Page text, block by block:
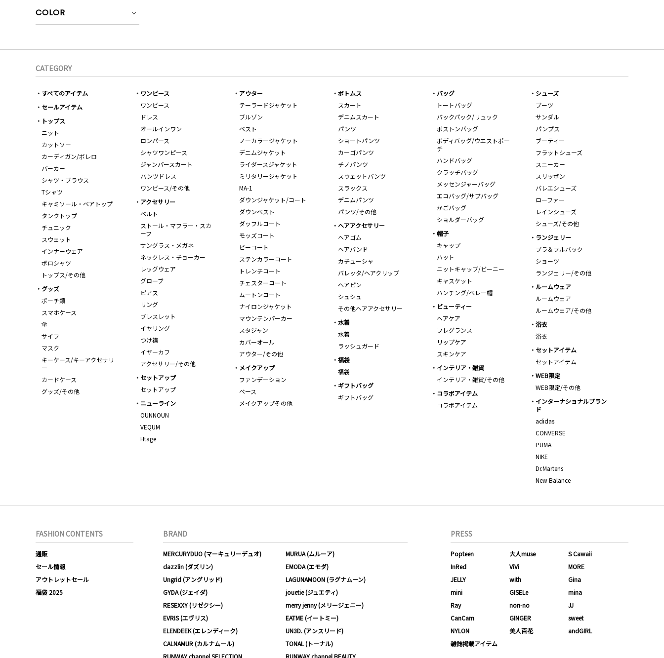
COLOR
CATEGORY
すべてのアイテム
セールアイテム
トップス
ニット
カットソー
カーディガン/ボレロ
パーカー
シャツ・ブラウス
Tシャツ
キャミソール・ベアトップ
タンクトップ
チュニック
スウェット
インナーウェア
ポロシャツ
トップス/その他
ワンピース
ワンピース
ドレス
オールインワン
ロンパース
シャツワンピース
ジャンパースカート
パンツドレス
ワンピース/その他
アウター
テーラードジャケット
ブルゾン
ベスト
ノーカラージャケット
デニムジャケット
ライダースジャケット
ミリタリージャケット
MA-1
ダウンジャケット/コート
ダウンベスト
ダッフルコート
モッズコート
ピーコート
ステンカラーコート
トレンチコート
チェスターコート
ムートンコート
ナイロンジャケット
マウンテンパーカー
スタジャン
カバーオール
アウター/その他
ボトムス
スカート
デニムスカート
パンツ
ショートパンツ
カーゴパンツ
チノパンツ
スウェットパンツ
スラックス
デニムパンツ
パンツ/その他
バッグ
トートバッグ
バックパック/リュック
ボストンバッグ
ボディバッグ/ウエストポー
チ
ハンドバッグ
クラッチバッグ
メッセンジャーバッグ
エコバッグ/サブバッグ
かごバッグ
ショルダーバッグ
シューズ
ブーツ
サンダル
パンプス
ブーティー
フラットシューズ
スニーカー
スリッポン
バレエシューズ
ローファー
レインシューズ
シューズ/その他
アクセサリー
ベルト
ストール・マフラー・スカ
ーフ
サングラス・メガネ
ネックレス・チョーカー
レッグウェア
グローブ
ピアス
リング
ブレスレット
イヤリング
つけ襟
イヤーカフ
アクセサリー/その他
ヘアアクセサリー
ヘアゴム
ヘアバンド
カチューシャ
バレッタ/ヘアクリップ
ヘアピン
シュシュ
その他ヘアアクセサリー
帽子
キャップ
ハット
ニットキャップ/ビーニー
キャスケット
ハンチング/ベレー帽
ランジェリー
ブラ＆フルバック
ショーツ
ランジェリー/その他
ルームウェア
ルームウェア
ルームウェア/その他
グッズ
ポーチ類
スマホケース
傘
サイフ
マスク
キーケース/キーアクセサリ
ー
カードケース
グッズ/その他
ビューティー
ヘアケア
フレグランス
リップケア
スキンケア
水着
水着
ラッシュガード
浴衣
浴衣
セットアイテム
セットアイテム
福袋
福袋
メイクアップ
ファンデーション
ベース
メイクアップその他
インテリア・雑貨
インテリア・雑貨/その他
WEB限定
WEB限定/その他
セットアップ
セットアップ
ギフトバッグ
ギフトバッグ
コラボアイテム
コラボアイテム
インターナショナルブラン
ド
adidas
CONVERSE
PUMA
NIKE
Dr.Martens
New Balance
ニューライン
OUNNOUN
VEQUM
Htage
FASHION CONTENTS
通販
セール情報
アウトレットセール
福袋 2025
BRAND
MERCURYDUO (マーキュリーデュオ)
MURUA (ムルーア)
dazzlin (ダズリン)
EMODA (エモダ)
Ungrid (アングリッド)
LAGUNAMOON (ラグナムーン)
GYDA (ジェイダ)
jouetie (ジュエティ)
RESEXXY (リゼクシー)
merry jenny (メリージェニー)
EVRIS (エヴリス)
EATME (イートミー)
ELENDEEK (エレンディーク)
UN3D. (アンスリード)
CALNAMUR (カルナムール)
TONAL (トーナル)
RUNWAY channel SELECTION
RUNWAY channel BEAUTY
PRESS
Popteen 大人muse
S Cawaii
InRed
ViVi
MORE
JELLY
with
Gina
mini
GISELe
mina
Ray
non-no
JJ
CanCam
GINGER
sweet
NYLON
美人百花
andGIRL
雑誌掲載アイテム